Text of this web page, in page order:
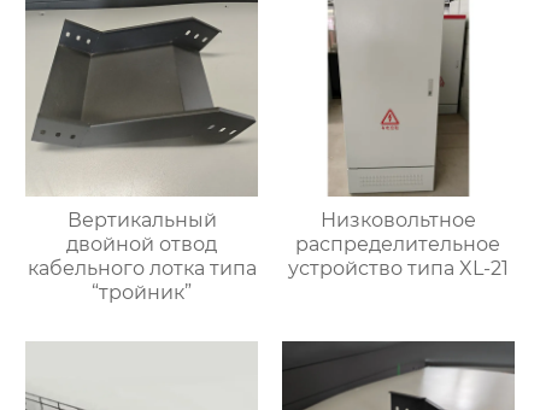
Вертикальный
двойной отвод
кабельного лотка типа
“тройник”
Низковольтное
распределительное
устройство типа XL-21